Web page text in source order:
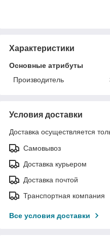
Характеристики
Основные атрибуты
Производитель
Условия доставки
Доставка осуществляется
Самовывоз
Доставка курьером
Доставка почтой
Транспортная компания
Все условия доставки